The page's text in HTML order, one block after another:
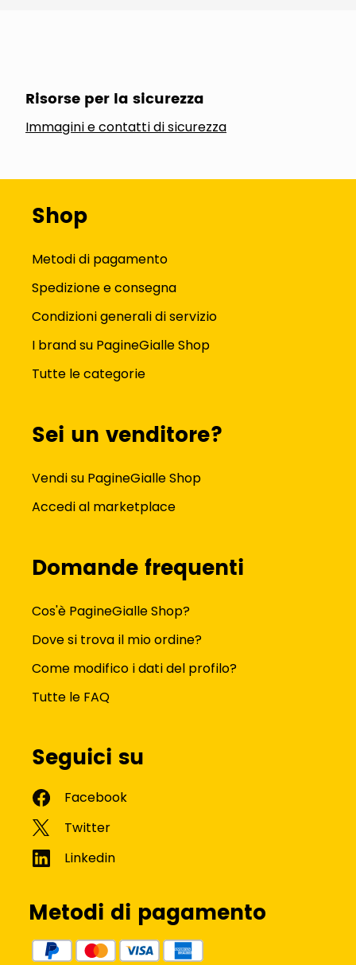
Risorse per la sicurezza
Immagini e contatti di sicurezza
Shop
Metodi di pagamento
Spedizione e consegna
Condizioni generali di servizio
I brand su PagineGialle Shop
Tutte le categorie
Sei un venditore?
Vendi su PagineGialle Shop
Accedi al marketplace
Domande frequenti
Cos'è PagineGialle Shop?
Dove si trova il mio ordine?
Come modifico i dati del profilo?
Tutte le FAQ
Seguici su
Metodi di pagamento